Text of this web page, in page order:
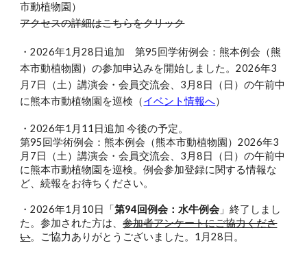
市動植物園）
アクセスの詳細はこちらをクリック
・2026年1月28日追加 第95回学術例会：熊本例会（熊
本市動植物園）の参加申込みを開始しました。2026年3
月7日（土）講演会・会員交流会、3月8日（日）の午前中
に熊本市動植物園を巡検（イベント情報へ）
・2026年1 月 11 日追加 今後の予定。
第95回学術例会：熊本例会（熊本市動植物園）2026年3
月7日（土 ）講演会・会員交流会、 3月8日（日）の午前中
に熊本市動植物園を巡検。例会参加登録に関する情報な
ど、続報をお待ちください。
・2026年1月10日 「第94回例会：水牛例会 」終了しまし
た。参加された方は、参加者アンケートにご協力くださ
い。ご協力ありがとうございました。1月28日。